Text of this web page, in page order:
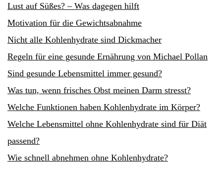
Lust auf Süßes? – Was dagegen hilft
Motivation für die Gewichtsabnahme
Nicht alle Kohlenhydrate sind Dickmacher
Regeln für eine gesunde Ernährung von Michael Pollan
Sind gesunde Lebensmittel immer gesund?
Was tun, wenn frisches Obst meinen Darm stresst?
Welche Funktionen haben Kohlenhydrate im Körper?
Welche Lebensmittel ohne Kohlenhydrate sind für Diät
passend?
Wie schnell abnehmen ohne Kohlenhydrate?